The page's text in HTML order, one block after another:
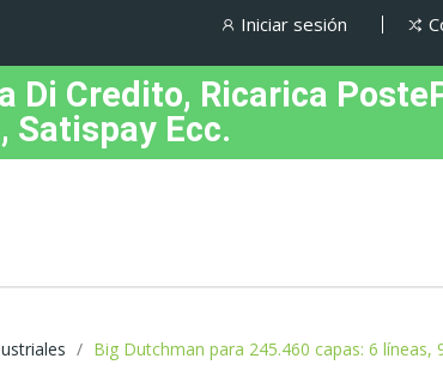
Iniciar sesión
Di Credito, Ricarica
Satispay Ecc.
Big Dutchman para 245.460 capas: 6 líneas,